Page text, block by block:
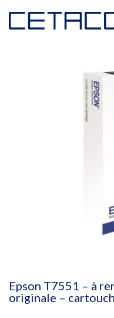
Epson T7551 – à
originale –